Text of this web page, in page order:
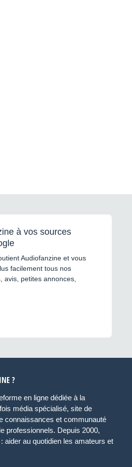
à vos sources
Audiofanzine et vous
facilement tous nos
avis, petites annonces,
?
en ligne dédiée à la
média spécialisé, site de
connaissances et communauté
professionnels. Depuis 2000,
aider au quotidien les amateurs et